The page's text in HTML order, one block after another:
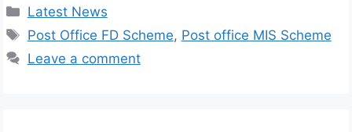
Categories
Latest News
Tags
Post Office FD Scheme, Post office MIS Scheme
Leave a comment